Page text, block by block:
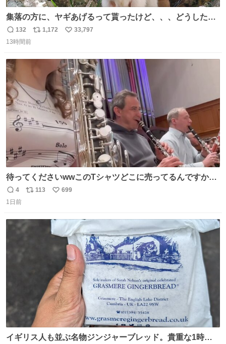
集落の方に、ヤギあげるって貰ったけど、、、どうしたら
ええんかわからん。 とりあえず軒先に繋いでるけど人慣れ
してないから、スマホの通知音でビクッてなってはる。
返
信
132
リ
ト
数
1,172
い
数
33,797
13時間前
待ってくださいwwこのTシャツどこに売ってるんですか
www
返
信
4
リ
113
い
699
1日前
イギリス人も並ぶ名物ジンジャーブレッド。貴重な1時間